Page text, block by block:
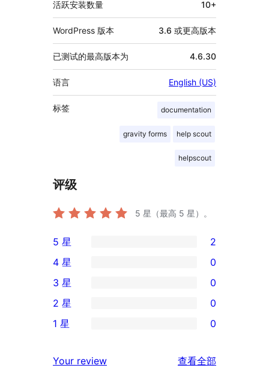
活跃安装数量 10+
WordPress 版本 3.6 或更高版本
已测试的最高版本为 4.6.30
语言 English (US)
标签 documentation
gravity forms help scout
helpscout
评级
5 星（最高 5 星）。
2
条
5
星
评
5 星 2
条
4
星
价
4 星 0
0
条
3
评
3 星 0
条
星
2 星 0
1
1 星 0
Your review 查看全部